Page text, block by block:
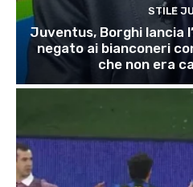
STILE
Juventus, Borghi lancia
negato ai bianconeri
che non era